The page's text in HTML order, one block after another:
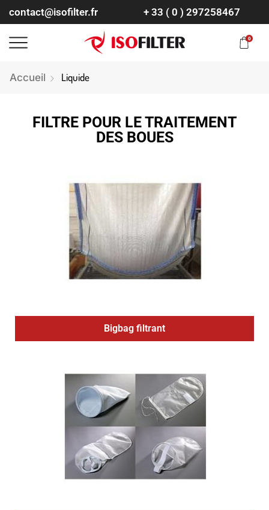
contact@isofilter.fr + 33 ( 0 ) 297258467
0
Accueil Liquide
FILTRE POUR LE TRAITEMENT
DES BOUES
Bigbag filtrant